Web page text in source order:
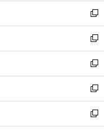
く
で
開
く
ド
ウ
で
開
く
ウ
ィ
ン
ド
ウ
で
開
く
し
い
ウ
ィ
ン
ド
ウ
で
開
く
新
し
い
ウ
ィ
ン
ド
ウ
で
開
新
し
い
ウ
ィ
ン
ド
ウ
新
し
い
ウ
ィ
ン
新
し
い
ウ
新
し